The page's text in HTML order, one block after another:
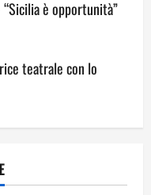
è opportunità”
teatrale con lo